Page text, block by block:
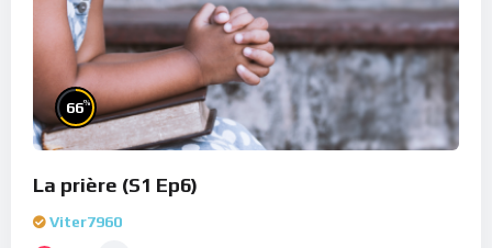
66%
La prière (S1 Ep6)
Viter7960